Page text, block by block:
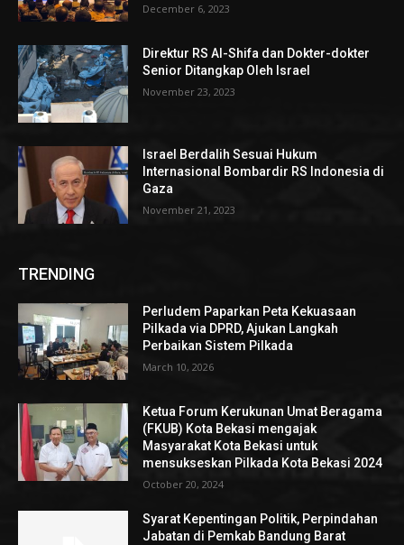
December 6, 2023
Direktur RS Al-Shifa dan Dokter-dokter
Senior Ditangkap Oleh Israel
November 23, 2023
Israel Berdalih Sesuai Hukum
Internasional Bombardir RS Indonesia di
Gaza
November 21, 2023
TRENDING
Perludem Paparkan Peta Kekuasaan
Pilkada via DPRD, Ajukan Langkah
Perbaikan Sistem Pilkada
March 10, 2026
Ketua Forum Kerukunan Umat Beragama
(FKUB) Kota Bekasi mengajak
Masyarakat Kota Bekasi untuk
mensukseskan Pilkada Kota Bekasi 2024
October 20, 2024
Syarat Kepentingan Politik, Perpindahan
Jabatan di Pemkab Bandung Barat